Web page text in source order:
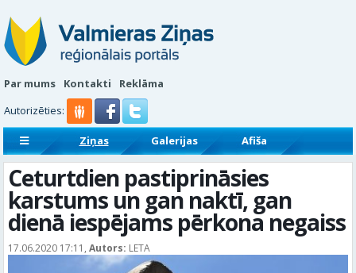
Par mums Kontakti
Reklāma
Autorizēties:
Ziņas Galerijas
Afiša
Sludinājumi
Reklāmraksti
Ceturtdien pastiprināsies
karstums un gan naktī, gan
dienā iespējams pērkona negaiss
17.06.2020 17:11, Autors: LETA